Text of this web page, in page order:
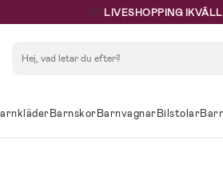
🩷 LIVESHOPPING
BarnskorBarnvagnarBilstolar